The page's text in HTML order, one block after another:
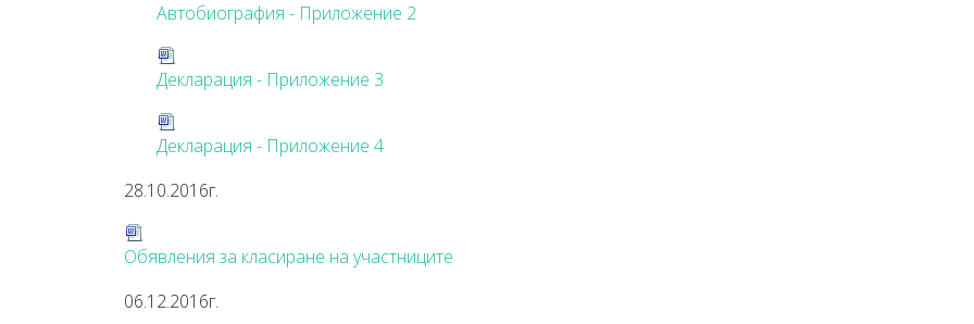
Автобиография - Приложение 2
Декларация - Приложение 3
Декларация - Приложение 4
28.10.2016г.
Обявления за класиране на участниците
06.12.2016г.